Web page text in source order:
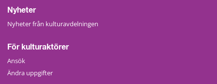
Nyheter
Nyheter från kulturavdelningen
För kulturaktörer
Ansök
Ändra uppgifter